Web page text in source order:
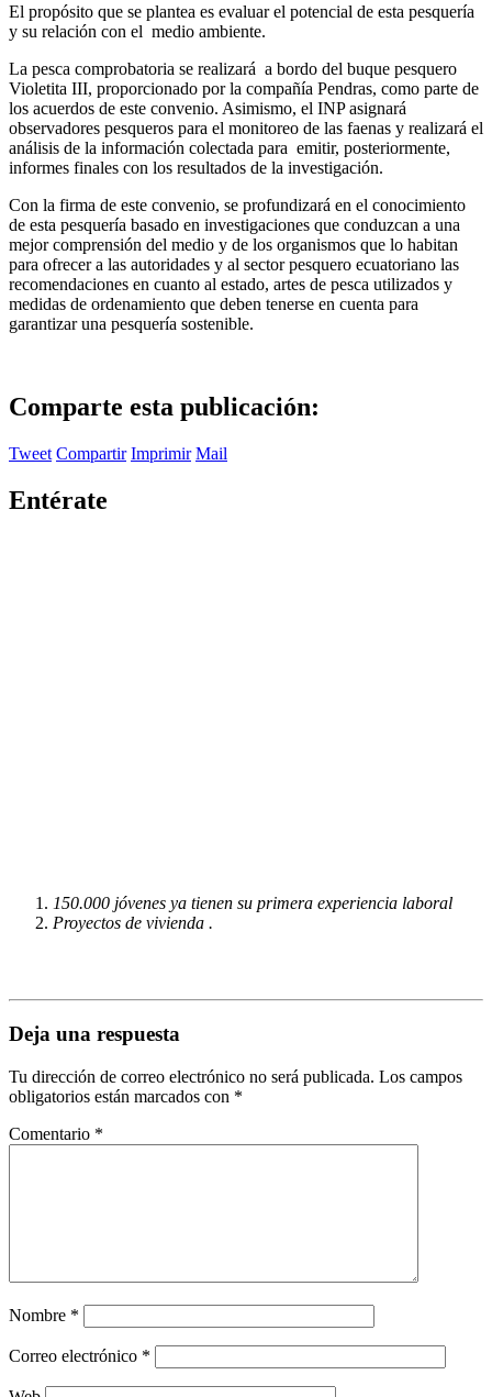
El propósito que se plantea es evaluar el potencial de esta pesquería
y su relación con el medio ambiente.
La pesca comprobatoria se realizará a bordo del buque pesquero
Violetita III, proporcionado por la compañía Pendras, como parte de
los acuerdos de este convenio. Asimismo, el INP asignará
observadores pesqueros para el monitoreo de las faenas y realizará el
análisis de la información colectada para emitir, posteriormente,
informes finales con los resultados de la investigación.
Con la firma de este convenio, se profundizará en el conocimiento
de esta pesquería basado en investigaciones que conduzcan a una
mejor comprensión del medio y de los organismos que lo habitan
para ofrecer a las autoridades y al sector pesquero ecuatoriano las
recomendaciones en cuanto al estado, artes de pesca utilizados y
medidas de ordenamiento que deben tenerse en cuenta para
garantizar una pesquería sostenible.
Comparte esta publicación:
Tweet Compartir Imprimir Mail
Entérate
150.000 jóvenes ya tienen su primera experiencia laboral
Proyectos de vivienda .
Deja una respuesta
Tu dirección de correo electrónico no será publicada. Los campos
obligatorios están marcados con *
Comentario *
Nombre *
Correo electrónico *